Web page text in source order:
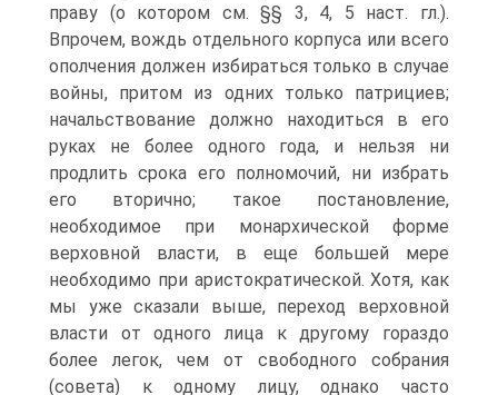
праву (о котором см. §§ 3, 4, 5 наст. гл.).
Впрочем, вождь отдельного корпуса или всего
ополчения должен избираться только в случае
войны, притом из одних только патрициев;
начальствование должно находиться в его
руках не более одного года, и нельзя ни
продлить срока его полномочий, ни избрать
его вторично; такое постановление,
необходимое при монархической форме
верховной власти, в еще большей мере
необходимо при аристократической. Хотя, как
мы уже сказали выше, переход верховной
власти от одного лица к другому гораздо
более легок, чем от свободного собрания
(совета) к одному лицу, однако часто